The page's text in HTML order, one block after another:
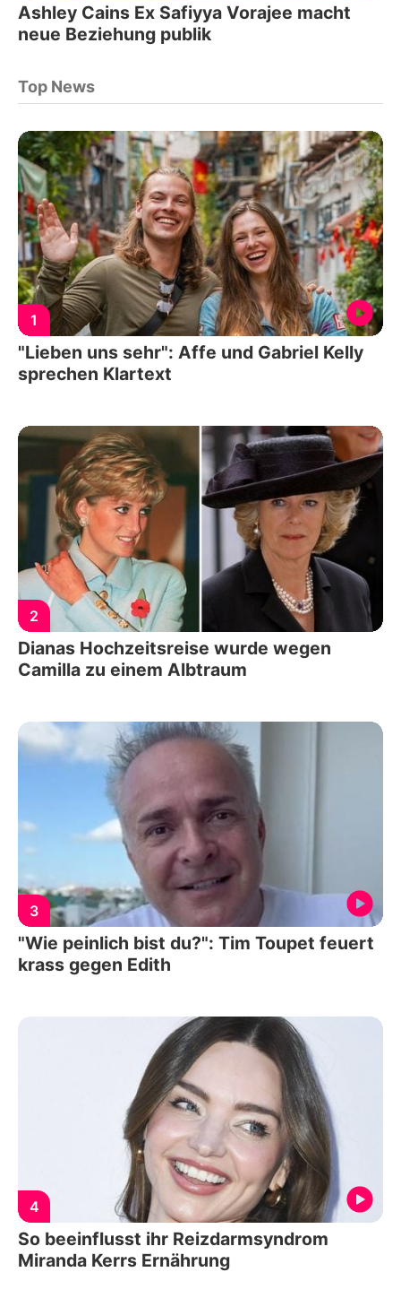
Ashley Cains Ex Safiyya Vorajee macht
neue Beziehung publik
Top News
1
"Lieben uns sehr": Affe und Gabriel Kelly
sprechen Klartext
2
Dianas Hochzeitsreise wurde wegen
Camilla zu einem Albtraum
3
"Wie peinlich bist du?": Tim Toupet feuert
krass gegen Edith
4
So beeinflusst ihr Reizdarmsyndrom
Miranda Kerrs Ernährung